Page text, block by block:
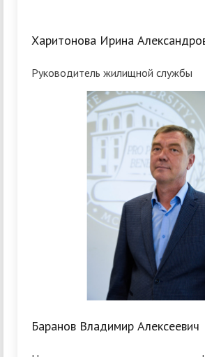
Харитонова Ирина
Руководитель жилищной службы
Баранов Владимир Алексеевич